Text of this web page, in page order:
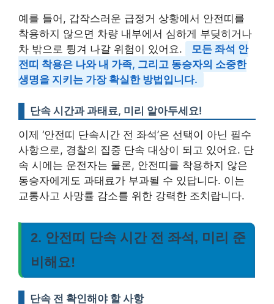
예를 들어, 갑작스러운 급정거 상황에서 안전띠를
착용하지 않으면 차량 내부에서 심하게 부딪히거나
차 밖으로 튕겨 나갈 위험이 있어요.
모든 좌석 안
전띠 착용은 나와 내 가족, 그리고 동승자의 소중한
생명을 지키는 가장 확실한 방법입니다.
단속 시간과 과태료, 미리 알아두세요!
이제 ‘안전띠 단속시간 전 좌석’은 선택이 아닌 필수
사항으로, 경찰의 집중 단속 대상이 되고 있어요. 단
속 시에는 운전자는 물론, 안전띠를 착용하지 않은
동승자에게도 과태료가 부과될 수 있답니다. 이는
교통사고 사망률 감소를 위한 강력한 조치랍니다.
2. 안전띠 단속 시간 전 좌석, 미리 준
비해요!
단속 전 확인해야 할 사항